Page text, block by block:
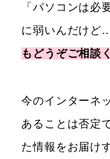
「パソコンは必
に弱いんだけど
もどうぞご相談
今のインターネ
あることは否定
た情報をお届け